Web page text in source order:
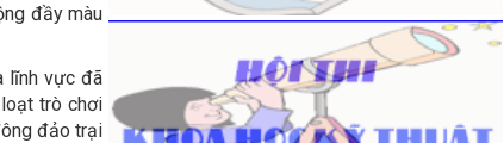
đầy màu
lĩnh vực đã
trò chơi
đảo trại